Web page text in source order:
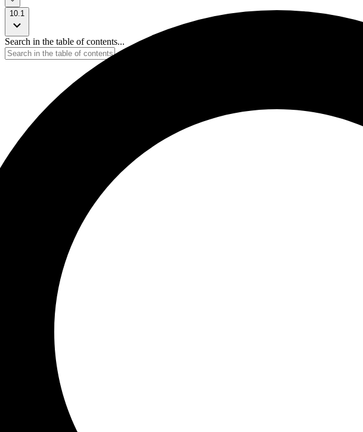
10.1
Search in the table of contents...